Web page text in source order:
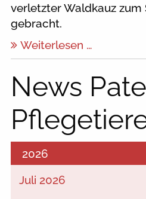
verletzter Waldkauz zum
gebracht.
Weiterlesen …
News
2026
Juli 2026